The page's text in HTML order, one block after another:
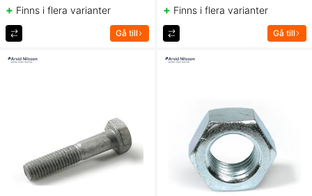
+ Finns i flera varianter
Gå till
+ Finns i flera varianter
Gå till